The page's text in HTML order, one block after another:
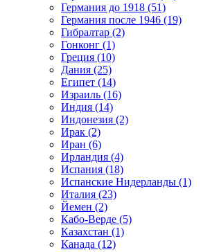
Германия до 1918 (51)
Германия после 1946 (19)
Гибралтар (2)
Гонконг (1)
Греция (10)
Дания (25)
Египет (14)
Израиль (16)
Индия (14)
Индонезия (2)
Ирак (2)
Иран (6)
Ирландия (4)
Испания (18)
Испанские Нидерланды (1)
Италия (23)
Йемен (2)
Кабо-Верде (5)
Казахстан (1)
Канада (12)